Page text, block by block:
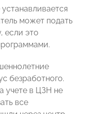
может подать
если это
безработного.
учете в ЦЗН не
все